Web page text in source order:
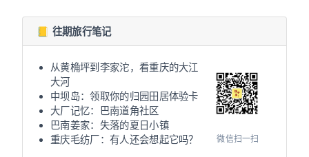
📒 往期旅行笔记
从黄桷坪到李家沱，看重庆的大江
大河
中坝岛：领取你的归园田居体验卡
大厂记忆：巴南道角社区
巴南姜家：失落的夏日小镇
重庆毛纺厂：有人还会想起它吗？
微信扫一扫